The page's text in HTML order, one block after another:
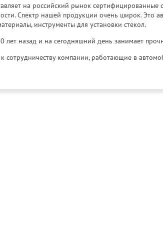
на российский рынок сертифицированные
Спектр нашей продукции очень широк. Это
инструменты для установки стекол.
назад и на сегодняшний день занимает
сотрудничеству компании, работающие в